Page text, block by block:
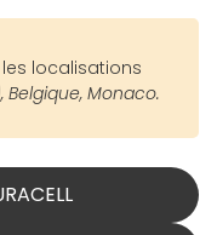
localisations
Monaco.